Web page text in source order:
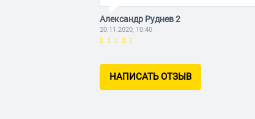
Александр Руднев 2
20.11.2020, 10:40
НАПИСАТЬ ОТЗЫВ